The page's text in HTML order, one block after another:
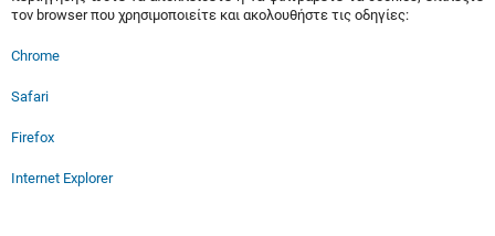
τον browser που χρησιμοποιείτε και ακολουθήστε τις οδηγίες:
Chrome
Safari
Firefox
Internet Explorer